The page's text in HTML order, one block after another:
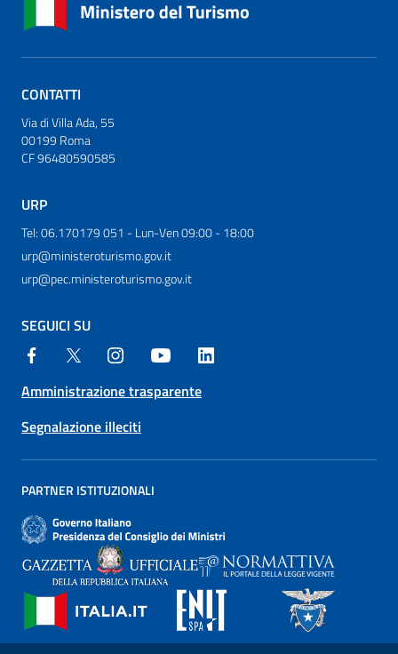
CONTATTI
Via di Villa Ada, 55
00199 Roma
CF 96480590585
URP
Tel: 06.170179 051 - Lun-Ven 09:00 - 18:00
urp@ministeroturismo.gov.it
urp@pec.ministeroturismo.gov.it
SEGUICI SU
Amministrazione trasparente
Segnalazione illeciti
PARTNER ISTITUZIONALI